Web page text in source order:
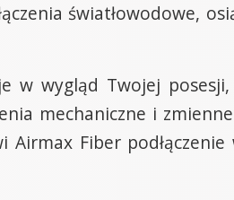
światłowodowe,
wygląd Twojej
mechaniczne i
Fiber